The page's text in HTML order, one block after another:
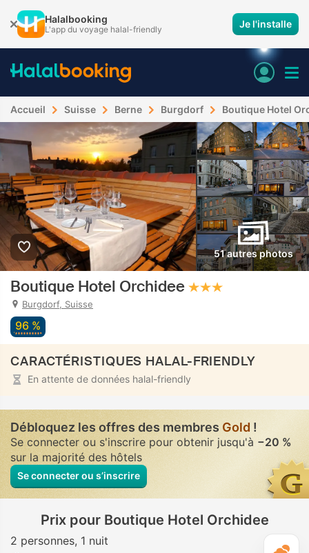
Halalbooking
L'app du voyage halal-friendly Je l'installe
Accueil Suisse Berne Burgdorf Boutique Hotel
51 autres photos
Boutique Hotel Orchidee
Burgdorf, Suisse
96 %
CARACTÉRISTIQUES HALAL-FRIENDLY
En attente de données halal-friendly
Débloquez les offres des membres Gold !
Se connecter ou s'inscrire pour obtenir jusqu'à −20 %
sur la majorité des hôtels
Se connecter ou s’inscrire
Prix pour Boutique Hotel Orchidee
2 personnes 1 nuit